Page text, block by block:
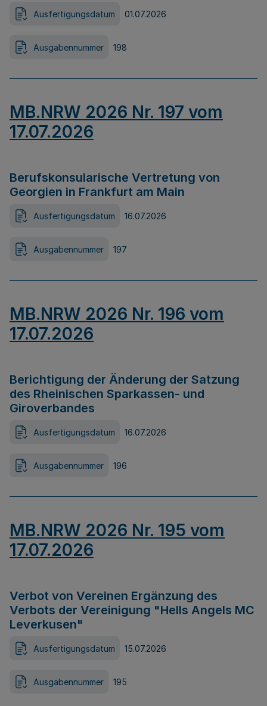
Ausfertigungsdatum 01.07.2026
Ausgabennummer 198
MB.NRW 2026 Nr. 197 vom
17.07.2026
Berufskonsularische Vertretung von
Georgien in Frankfurt am Main
Ausfertigungsdatum 16.07.2026
Ausgabennummer 197
MB.NRW 2026 Nr. 196 vom
17.07.2026
Berichtigung der Änderung der Satzung
des Rheinischen Sparkassen- und
Giroverbandes
Ausfertigungsdatum 16.07.2026
Ausgabennummer 196
MB.NRW 2026 Nr. 195 vom
17.07.2026
Verbot von Vereinen Ergänzung des
Verbots der Vereinigung "Hells Angels MC
Leverkusen"
Ausfertigungsdatum 15.07.2026
Ausgabennummer 195